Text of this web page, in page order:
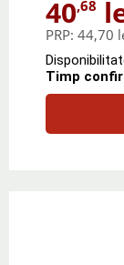
40,68
PRP: 44,70
Timp